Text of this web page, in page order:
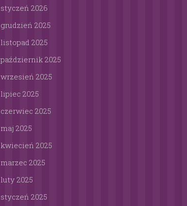
styczeń 2026
grudzień 2025
listopad 2025
październik 2025
wrzesień 2025
lipiec 2025
czerwiec 2025
maj 2025
kwiecień 2025
marzec 2025
luty 2025
styczeń 2025